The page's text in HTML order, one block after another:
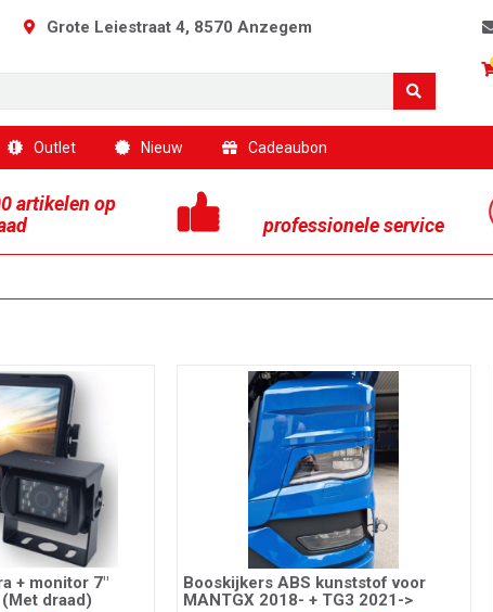
Grote Leiestraat 4, 8570 Anzegem
Outlet Nieuw Cadeaubon
artikelen op
professionele service
+ monitor 7"
draad)
Booskijkers ABS kunststof voor
MANTGX 2018- + TG3 2021->